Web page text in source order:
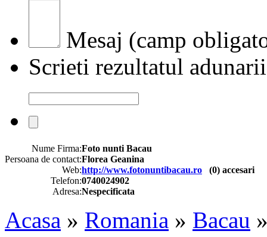
Mesaj (camp
Scrieti rezultatul adunarii
Nume Firma:Foto nunti Bacau
Persoana de contact:Florea Geanina
Web:http://www.fotonuntibacau.ro (0) accesari
Telefon:0740024902
Adresa:Nespecificata
Acasa » Romania » Bacau